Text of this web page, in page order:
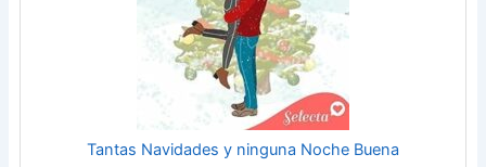
Tantas Navidades y ninguna Noche Buena